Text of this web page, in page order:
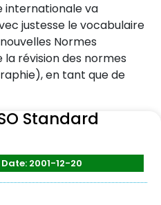
internationale va
justesse le vocabulaire
Normes
révision des normes
en tant que de
Standard
2001-12-20